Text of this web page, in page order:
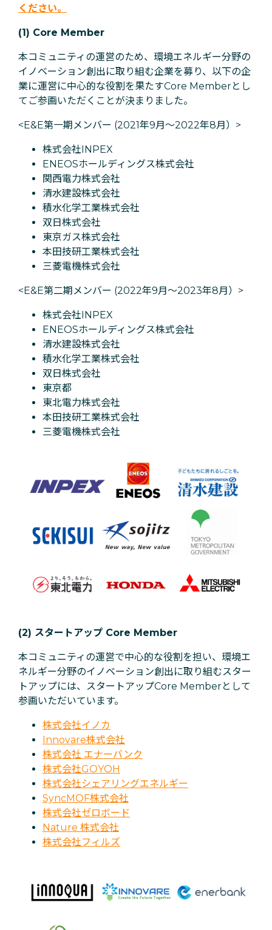
ください。
(1) Core Member
本コミュニティの運営のため、環境エネルギー分野の
イノベーション創出に取り組む企業を募り、以下の企
業に運営に中心的な役割を果たすCore Memberとし
てご参画いただくことが決まりました。
<E&E第一期メンバー (2021年9月〜2022年8月）>
株式会社INPEX
ENEOSホールディングス株式会社
関西電力株式会社
清水建設株式会社
積水化学工業株式会社
双日株式会社
東京ガス株式会社
本田技研工業株式会社
三菱電機株式会社
<E&E第二期メンバー (2022年9月〜2023年8月）>
株式会社INPEX
ENEOSホールディングス株式会社
清水建設株式会社
積水化学工業株式会社
双日株式会社
東京都
東北電力株式会社
本田技研工業株式会社
三菱電機株式会社
(2) スタートアップ Core Member
本コミュニティの運営で中心的な役割を担い、環境エ
ネルギー分野のイノベーション創出に取り組むスター
トアップには、スタートアップCore Memberとして
参画いただいています。
株式会社イノカ
Innovare株式会社
株式会社 エナーバンク
株式会社GOYOH
株式会社シェアリングエネルギー
SyncMOF株式会社
株式会社ゼロボード
Nature 株式会社
株式会社フィルズ